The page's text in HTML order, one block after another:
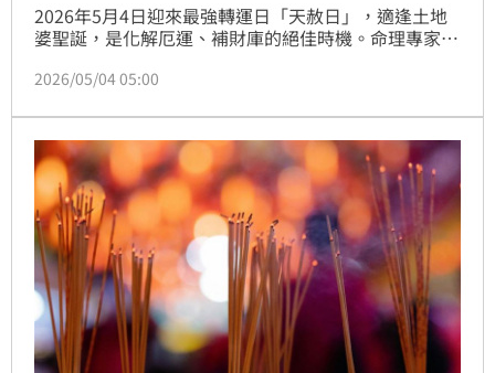
2026年5月4日迎來最強轉運日「天赦日」，適逢土地
婆聖誕，是化解厄運、補財庫的絕佳時機。命理專家建
繭」儀式，象徵整年順遂。特別是屬龍、蛇、猴、豬四
家居斷捨離，即可掃除事業、感情與健康的陰霾，啟動
最強好運磁場，讓卡關人生重新開機，把握今年第二次
的大轉運契機。
2026/05/04 05:00